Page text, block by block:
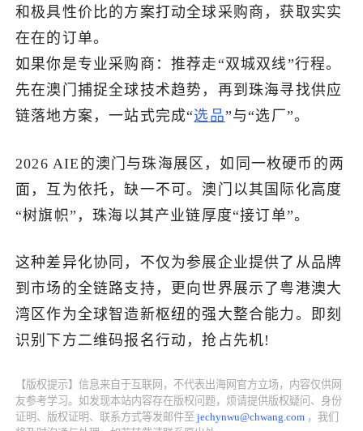
和极具性价比的方案打动全球采购商，获取实实
在在的订单。
如果你是专业采购商：推荐走“双城双线”行程。
先在澳门捕捉全球技术趋势，再到珠海寻找供应
链落地方案，一站式完成“选品”与“选厂”。
2026 AIE的澳门与珠海展区，如同一枚硬币的两
面，互为依托，缺一不可。澳门以其国际化高度
“树旗帜”，珠海以其产业链厚度“接订单”。
这种差异化协同，不仅为参展企业提供了从品牌
到市场的全链路支持，更向世界展示了粤港澳大
湾区作为全球智造新枢纽的强大整合能力。即刻
识别下方二维码报名行动，抢占先机!
【版权提示】信息来自于互联网，不代表出海网官方立场，内容仅供网
友参考学习。如发现本站内容存在版权问题，烦请提供版权疑问、身份
证明、版权证明、联系方式等发邮件至jechynwu@chwang.com ，我们